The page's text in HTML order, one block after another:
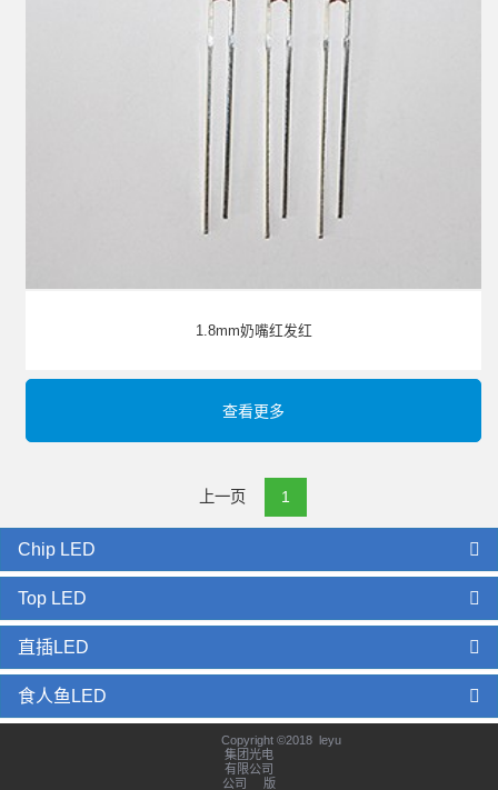
1.8mm奶嘴红发红
查看更多
上一页 1
Chip LED
Top LED
直插LED
食人鱼LED
Copyright ©2018 leyu
集团光电
有限公司
公司 版